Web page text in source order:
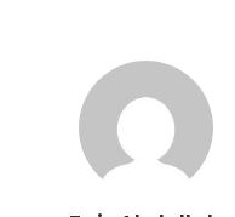
meminta mesyuarat
sahaja.
melibatkan